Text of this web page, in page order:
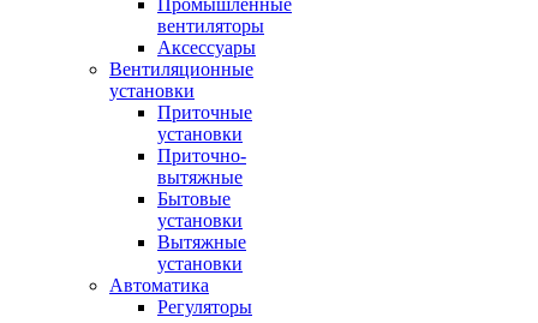
Промышленные
вентиляторы
Аксессуары
Вентиляционные
установки
Приточные
установки
Приточно-
вытяжные
Бытовые
установки
Вытяжные
установки
Автоматика
Регуляторы